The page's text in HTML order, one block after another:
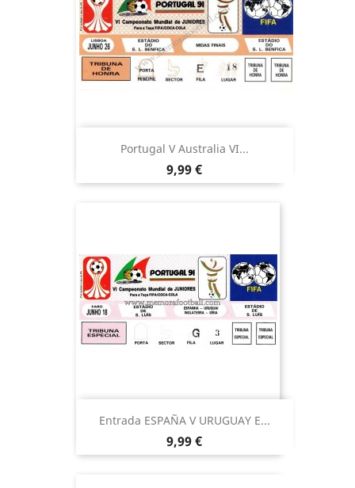
Portugal V Australia VI...
Precio
9,99 €
Entrada ESPAÑA V URUGUAY E...
Precio
9,99 €